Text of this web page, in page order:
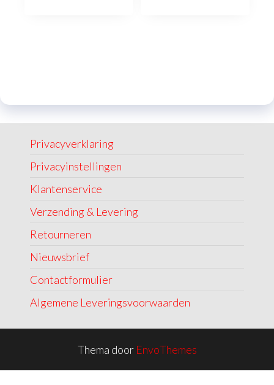
Privacyverklaring
Privacyinstellingen
Klantenservice
Verzending & Levering
Retourneren
Nieuwsbrief
Contactformulier
Algemene Leveringsvoorwaarden
Thema door EnvoThemes